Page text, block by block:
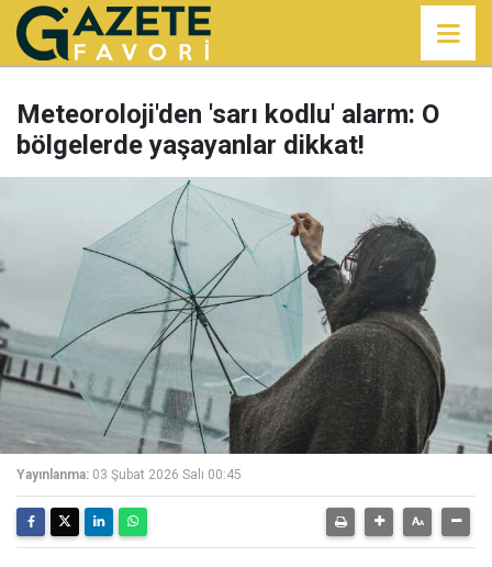
Meteoroloji'den 'sarı kodlu' alarm: O
bölgelerde yaşayanlar dikkat!
Yayınlanma: 03 Şubat 2026 Salı 00:45